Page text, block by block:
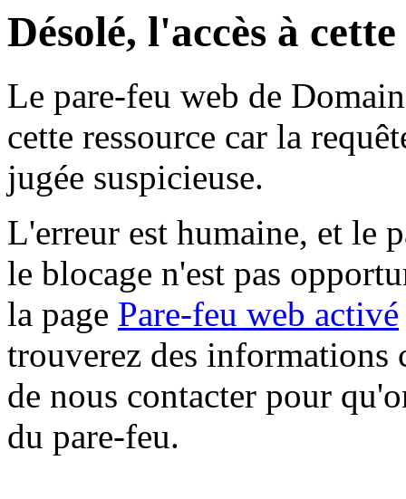
Désolé, l'accès à
Le pare-feu web de
cette ressource car la
jugée suspicieuse.
L'erreur est humaine, et le
le blocage n'est pas
la page Pare-feu web activé
trouverez des informations
de nous contacter pour
du pare-feu.